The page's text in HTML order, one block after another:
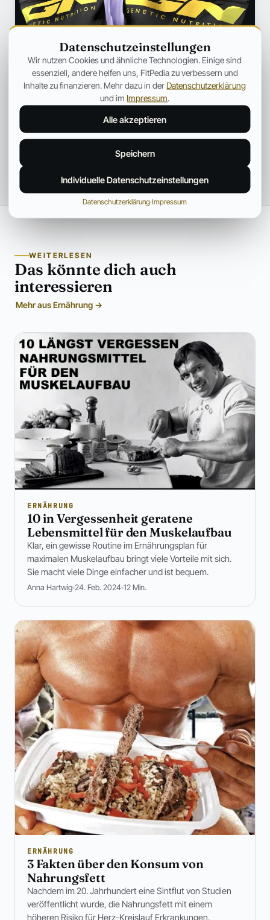
WEITERLESEN
Das könnte dich auch
interessieren
Mehr aus Ernährung →
ERNÄHRUNG
10 in Vergessenheit geratene
Lebensmittel für den Muskelaufbau
Klar, ein gewisse Routine im Ernährungsplan für
maximalen Muskelaufbau bringt viele Vorteile mit sich.
Sie macht viele Dinge einfacher und ist bequem.
Anna Hartwig 24. Feb. 2024 12 Min.
ERNÄHRUNG
3 Fakten über den Konsum von
Nahrungsfett
Nachdem im 20. Jahrhundert eine Sintflut von Studien
veröffentlicht wurde, die Nahrungsfett mit einem
höheren Risiko für Herz-Kreislauf Erkrankungen.
Datenschutzeinstellungen
Wir nutzen Cookies und ähnliche Technologien. Einige sind
essenziell, andere helfen uns, FitPedia zu verbessern und
Inhalte zu finanzieren. Mehr dazu in der Datenschutzerklärung
und im Impressum.
Alle akzeptieren
Speichern
Individuelle Datenschutzeinstellungen
Datenschutzerklärung·Impressum